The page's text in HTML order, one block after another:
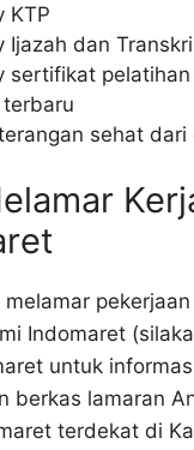
KTP
Ijazah dan
sertifikat
sehat dari
Indomaret
untuk
berkas lamaran
terdekat di